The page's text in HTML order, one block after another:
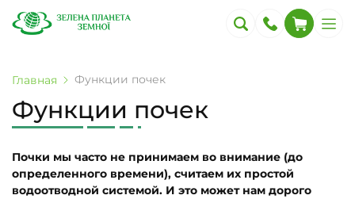
Главная Функции почек
Функции почек
Почки мы часто не принимаем во внимание (до
определенного времени), считаем их простой
водоотводной системой. И это может нам дорого